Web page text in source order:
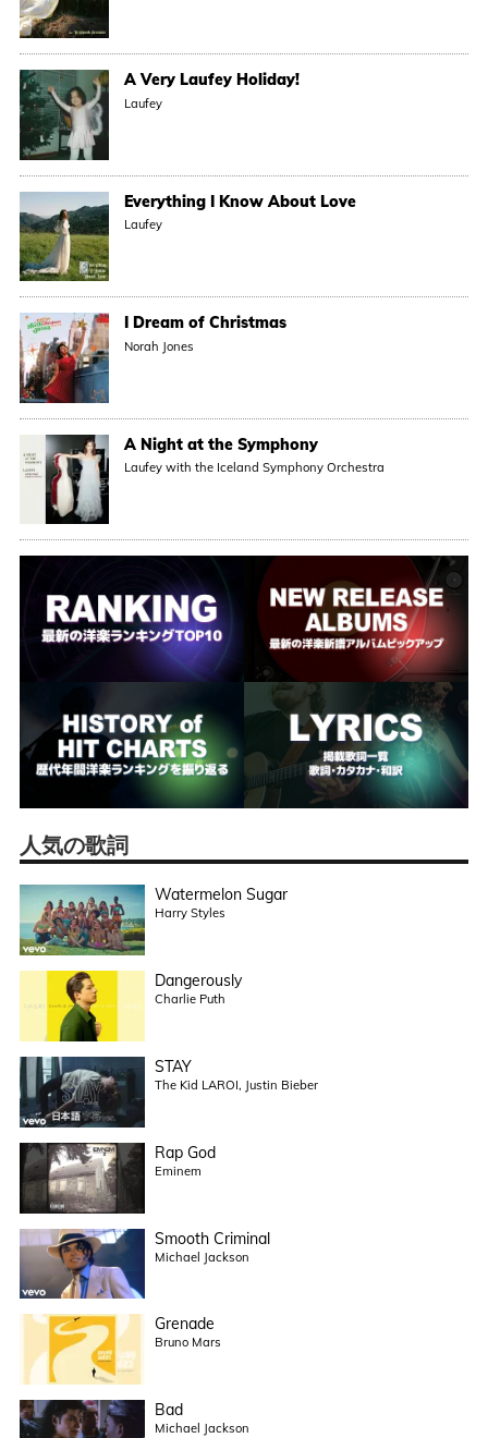
A Very Laufey Holiday!
Laufey
Everything I Know About Love
Laufey
I Dream of Christmas
Norah Jones
A Night at the Symphony
Laufey with the Iceland Symphony Orchestra
人気の歌詞
Watermelon Sugar
Harry Styles
Dangerously
Charlie Puth
STAY
The Kid LAROI, Justin Bieber
Rap God
Eminem
Smooth Criminal
Michael Jackson
Grenade
Bruno Mars
Bad
Michael Jackson